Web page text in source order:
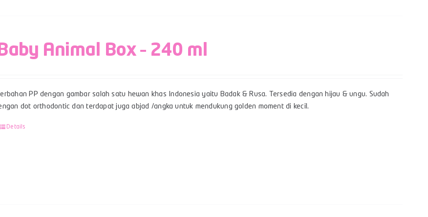
Animal Box – 240 ml
PP dengan gambar salah satu hewan khas Indonesia yaitu Badak & Rusa. Tersedia dengan hijau & ungu. Sudah
dot orthodontic dan terdapat juga abjad /angka untuk mendukung golden moment di kecil.
Details